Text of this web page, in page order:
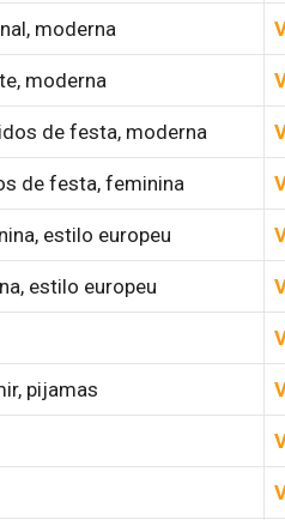
moderna
moderna
de festa, moderna
de festa, feminina
estilo europeu
estilo europeu
pijamas